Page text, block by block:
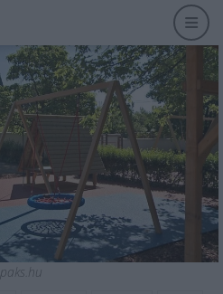
paks.hu